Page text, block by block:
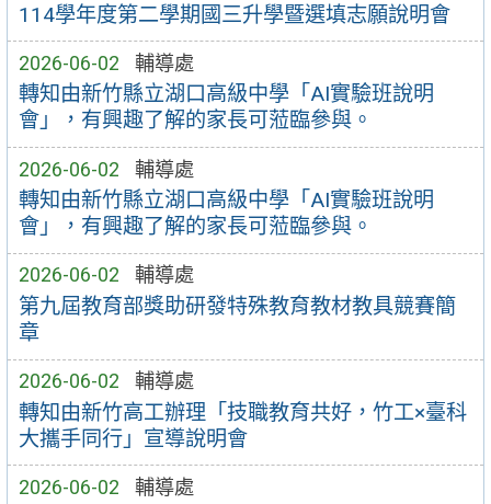
114學年度第二學期國三升學暨選填志願說明會
2026-06-02 輔導處
轉知由新竹縣立湖口高級中學「AI實驗班說明
會」，有興趣了解的家長可蒞臨參與。
2026-06-02 輔導處
轉知由新竹縣立湖口高級中學「AI實驗班說明
會」，有興趣了解的家長可蒞臨參與。
2026-06-02 輔導處
第九屆教育部獎助研發特殊教育教材教具競賽簡
章
2026-06-02 輔導處
轉知由新竹高工辦理「技職教育共好，竹工×臺科
大攜手同行」宣導說明會
2026-06-02 輔導處